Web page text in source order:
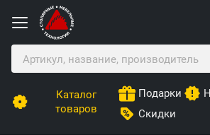
Каталог
товаров
Подарки
Скидки